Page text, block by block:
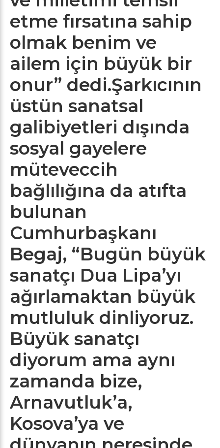
etme fırsatına sahip
olmak benim ve
ailem için büyük bir
onur” dedi.Şarkıcının
üstün sanatsal
galibiyetleri dışında
sosyal gayelere
müteveccih
bağlılığına da atıfta
bulunan
Cumhurbaşkanı
Begaj, “Bugün büyük
sanatçı Dua Lipa’yı
ağırlamaktan büyük
mutluluk dinliyoruz.
Büyük sanatçı
diyorum ama aynı
zamanda bize,
Arnavutluk’a,
Kosova’ya ve